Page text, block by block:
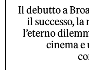
Il debutto a
il successo,
l’eterno
cinema e